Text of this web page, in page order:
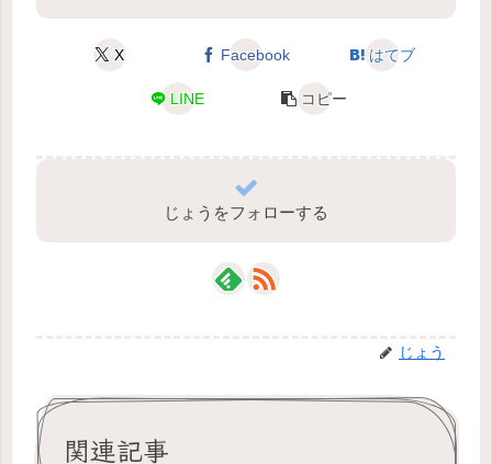
X Facebook はてブ
LINE コピー
じょうをフォローする
じょう
関連記事